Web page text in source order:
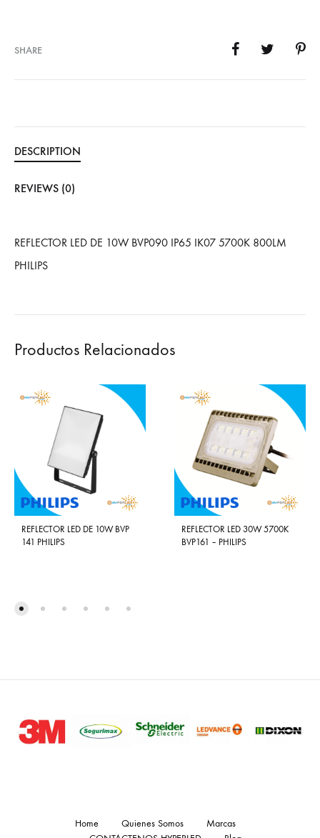
SHARE
DESCRIPTION
REVIEWS (0)
REFLECTOR LED DE 10W BVP090 IP65 IK07 5700K 800LM
PHILIPS
Productos Relacionados
REFLECTOR LED DE 10W BVP
141 PHILIPS
REFLECTOR LED 30W 5700K
BVP161 – PHILIPS
Home Quienes Somos
Marcas